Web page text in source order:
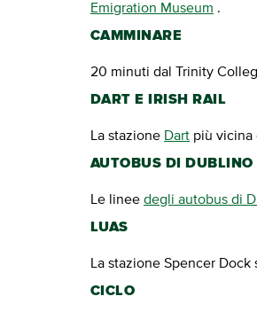
Emigration Museum .
CAMMINARE
20 minuti dal Trinity
DART E IRISH RAIL
La stazione Dart più vicina
AUTOBUS DI DUBLINO
Le linee degli autobus di
LUAS
La stazione Spencer
CICLO